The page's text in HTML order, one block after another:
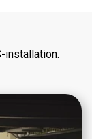
installation.